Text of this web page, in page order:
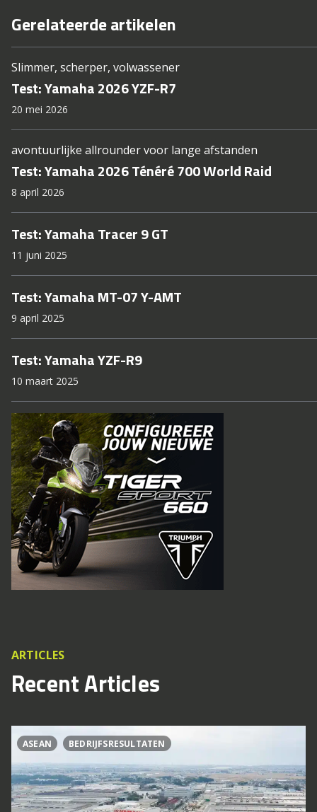
Gerelateerde artikelen
Slimmer, scherper, volwassener
Test: Yamaha 2026 YZF-R7
20 mei 2026
avontuurlijke allrounder voor lange afstanden
Test: Yamaha 2026 Ténéré 700 World Raid
8 april 2026
Test: Yamaha Tracer 9 GT
11 juni 2025
Test: Yamaha MT-07 Y-AMT
9 april 2025
Test: Yamaha YZF-R9
10 maart 2025
ARTICLES
Recent Articles
ASEAN BEDRIJFSRESULTATEN